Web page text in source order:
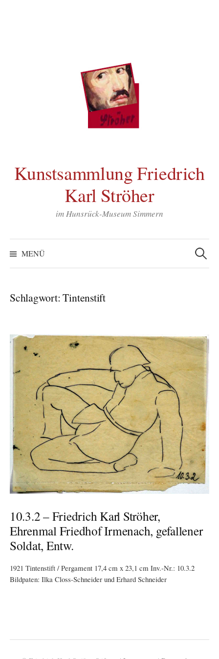
Kunstsammlung Friedrich
Karl Ströher
im Hunsrück-Museum Simmern
MENÜ
Suchen
nach:
Schlagwort:Tintenstift
10.3.2 – Friedrich Karl Ströher,
Ehrenmal Friedhof Irmenach, gefallener
Soldat, Entw.
1921 Tintenstift / Pergament 17,4 cm x 23,1 cm Inv.-Nr.: 10.3.2
Bildpaten: Ilka Closs-Schneider und Erhard Schneider